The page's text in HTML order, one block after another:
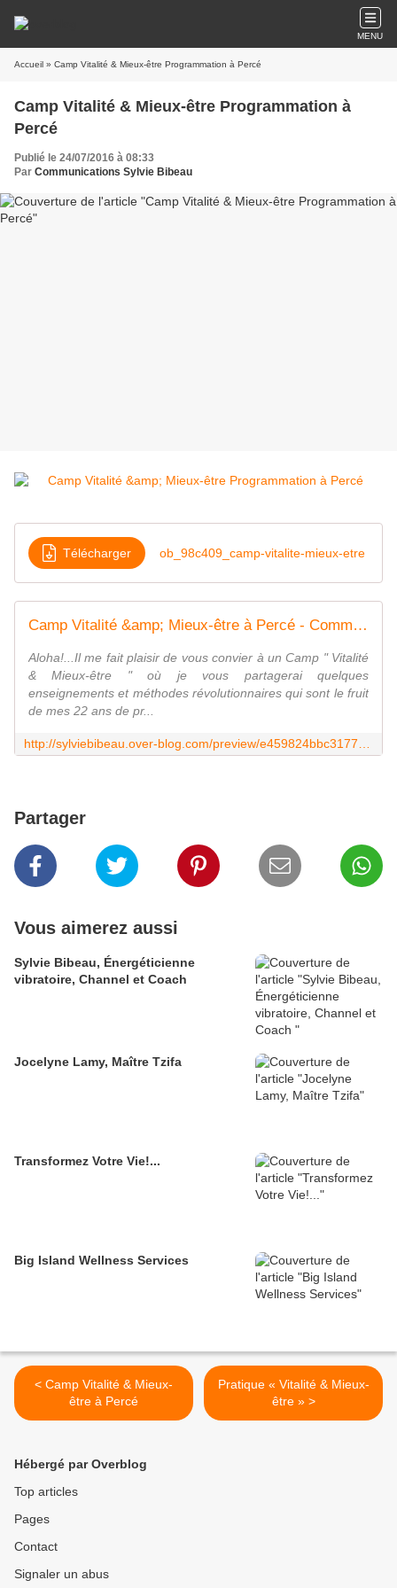
MENU
Accueil » Camp Vitalité & Mieux-être Programmation à Percé
Camp Vitalité & Mieux-être Programmation à
Percé
Publié le 24/07/2016 à 08:33
Par Communications Sylvie Bibeau
Télécharger ob_98c409_camp-vitalite-mieux-etre
Camp Vitalité &amp; Mieux-être à Percé - Communications Sylvie Bibeau
Aloha!...Il me fait plaisir de vous convier à un Camp " Vitalité
& Mieux-être " où je vous partagerai quelques
enseignements et méthodes révolutionnaires qui sont le fruit
de mes 22 ans de pr...
Partager
Vous aimerez aussi
Sylvie Bibeau, Énergéticienne
vibratoire, Channel et Coach
Jocelyne Lamy, Maître Tzifa
Transformez Votre Vie!...
Big Island Wellness Services
< Camp Vitalité & Mieux-
être à Percé
Pratique « Vitalité & Mieux-
être » >
Hébergé par Overblog
Top articles
Pages
Contact
Signaler un abus